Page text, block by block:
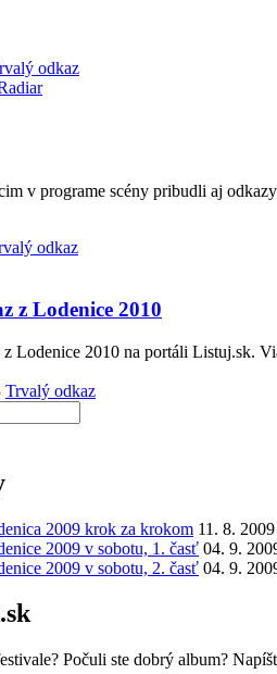
odkaz
v programe scény pribudli aj
odkaz
z Lodenice 2010
Lodenice 2010 na portáli Listuj.sk.
Trvalý odkaz
2009 krok za krokom 11. 8.
2009 v sobotu, 1. časť 04. 9.
2009 v sobotu, 2. časť 04. 9.
Počuli ste dobrý album?